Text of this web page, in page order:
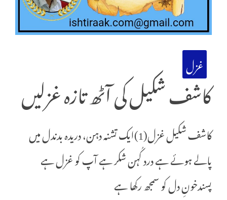
غزل
کاشف شکیل کی آٹھ تازہ غزلیں
کاشف شکیل غزل(1)ایک تشنہ دہن، دریدہ بدندل میں
پالے ہوئے ہے درد کُہن شکر ہے آپ کو غزل ہے
پسندخونِ دل کو سمجھ رکھا ہے‌